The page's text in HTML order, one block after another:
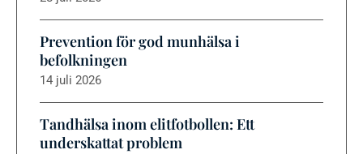
Prevention för god munhälsa i
befolkningen
14 juli 2026
Tandhälsa inom elitfotbollen: Ett
underskattat problem